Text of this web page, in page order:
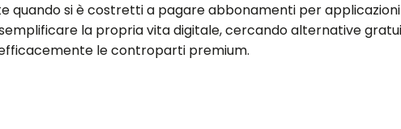
quando si è costretti a pagare abbonamenti per
la propria vita digitale, cercando alternative
le controparti premium.